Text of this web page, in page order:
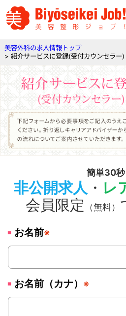
美容外科の求人情報トップ
> 紹介サービスに登録(受付カウンセラー)
簡単30秒
非公開求人 ・ レ
会員限定
（無料）
お名前※
お名前（カナ） ※